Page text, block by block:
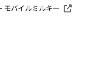
モバイルミルキー